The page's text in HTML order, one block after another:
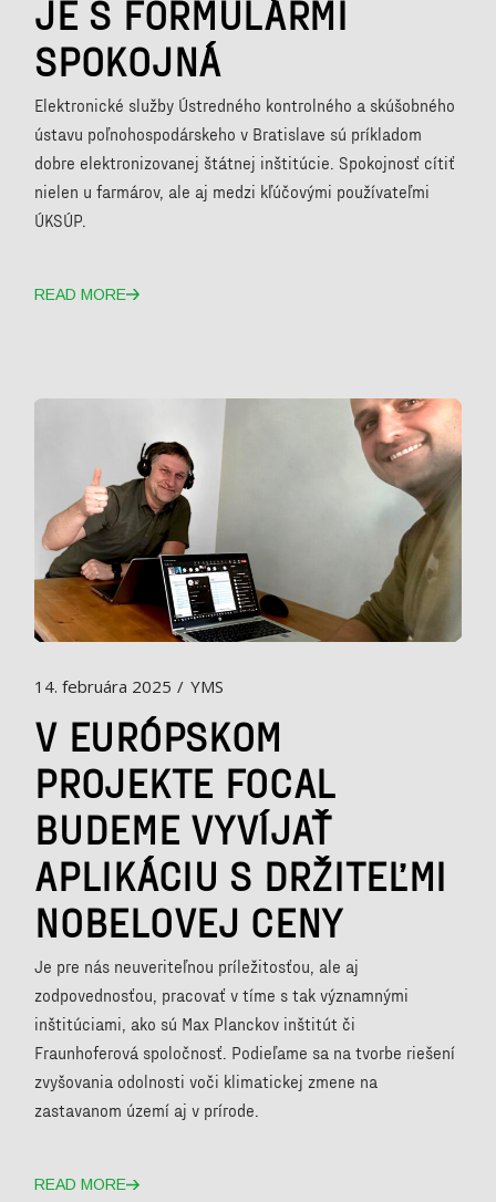
JE S FORMULÁRMI
SPOKOJNÁ
Elektronické služby Ústredného kontrolného a skúšobného
ústavu poľnohospodárskeho v Bratislave sú príkladom
dobre elektronizovanej štátnej inštitúcie. Spokojnosť cítiť
nielen u farmárov, ale aj medzi kľúčovými používateľmi
ÚKSÚP.
READ MORE
14. februára 2025 YMS
V EURÓPSKOM
PROJEKTE FOCAL
BUDEME VYVÍJAŤ
APLIKÁCIU S DRŽITEĽMI
NOBELOVEJ CENY
Je pre nás neuveriteľnou príležitosťou, ale aj
zodpovednosťou, pracovať v tíme s tak významnými
inštitúciami, ako sú Max Planckov inštitút či
Fraunhoferová spoločnosť. Podieľame sa na tvorbe riešení
zvyšovania odolnosti voči klimatickej zmene na
zastavanom území aj v prírode.
READ MORE